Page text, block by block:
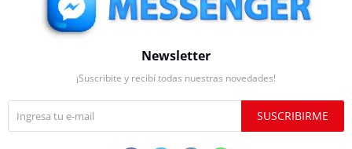
Newsletter
¡Suscribite y recibí todas nuestras novedades!
SUSCRIBIRME